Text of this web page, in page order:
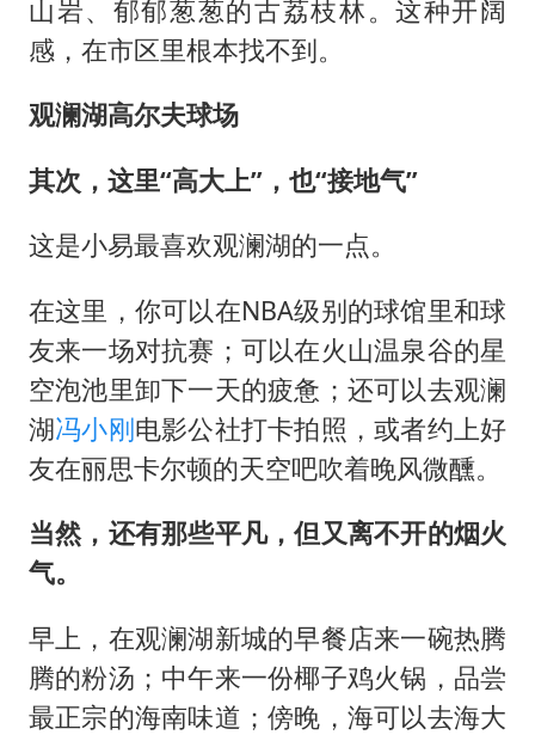
山岩、郁郁葱葱的古荔枝林。这种开阔
感，在市区里根本找不到。
观澜湖高尔夫球场
其次，这里“高大上”，也“接地气”
这是小易最喜欢观澜湖的一点。
在这里，你可以在NBA级别的球馆里和球
友来一场对抗赛；可以在火山温泉谷的星
空泡池里卸下一天的疲惫；还可以去观澜
湖冯小刚电影公社打卡拍照，或者约上好
友在丽思卡尔顿的天空吧吹着晚风微醺。
当然，还有那些平凡，但又离不开的烟火
气。
早上，在观澜湖新城的早餐店来一碗热腾
腾的粉汤；中午来一份椰子鸡火锅，品尝
最正宗的海南味道；傍晚，海可以去海大